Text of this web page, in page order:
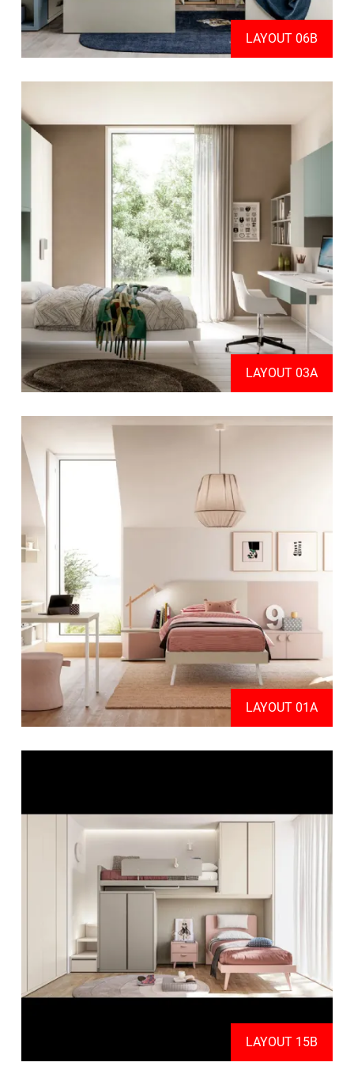
LAYOUT 06B
LAYOUT 03A
LAYOUT 01A
LAYOUT 15B